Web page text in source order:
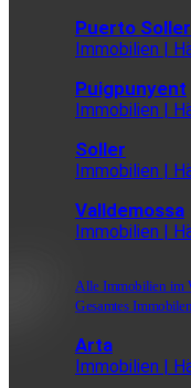
Puerto Soller
Immobilien |
Puigpunyent
Immobilien |
Soller
Immobilien |
Valldemossa
Immobilien |
Alle Immobilien im
Gesamtes
Arta
Immobilien |